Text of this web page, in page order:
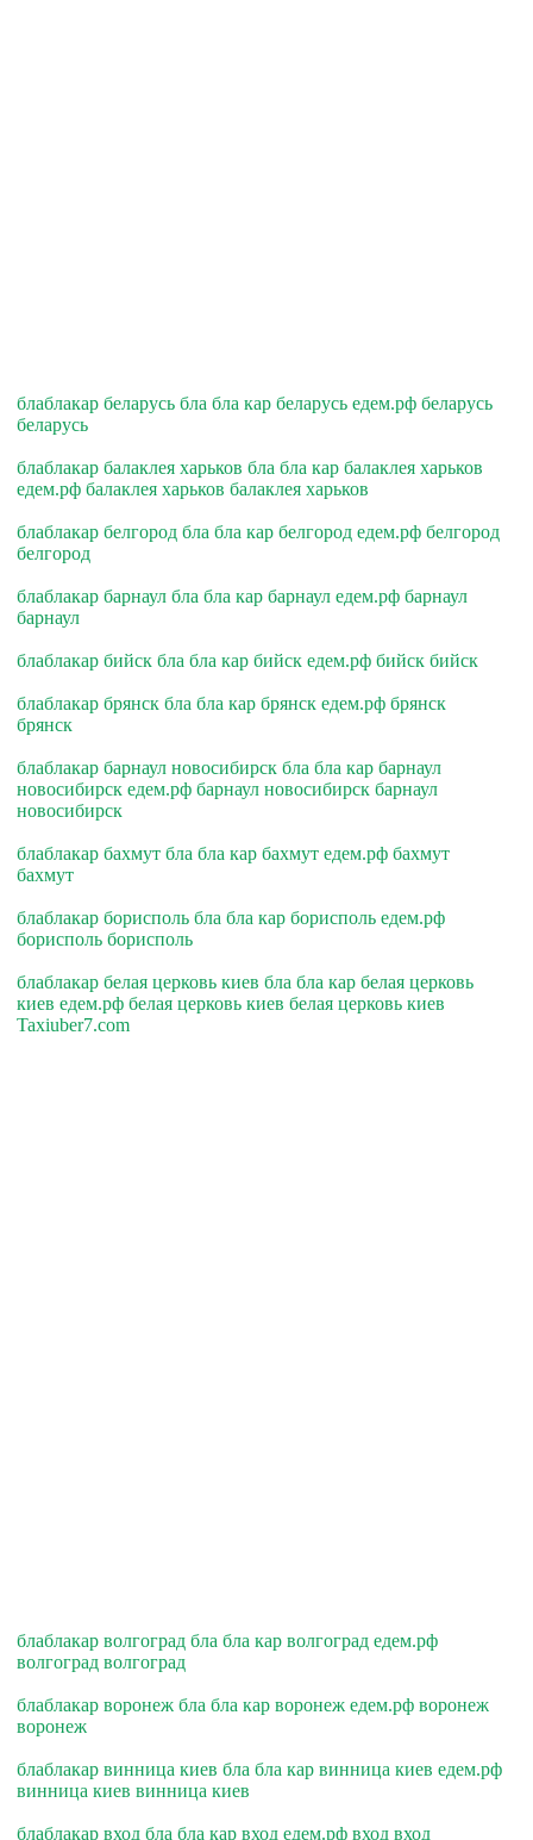
блаблакар беларусь бла бла кар беларусь едем.рф беларусь
беларусь
блаблакар балаклея харьков бла бла кар балаклея харьков
едем.рф балаклея харьков балаклея харьков
блаблакар белгород бла бла кар белгород едем.рф белгород
белгород
блаблакар барнаул бла бла кар барнаул едем.рф барнаул
барнаул
блаблакар бийск бла бла кар бийск едем.рф бийск бийск
блаблакар брянск бла бла кар брянск едем.рф брянск
брянск
блаблакар барнаул новосибирск бла бла кар барнаул
новосибирск едем.рф барнаул новосибирск барнаул
новосибирск
блаблакар бахмут бла бла кар бахмут едем.рф бахмут
бахмут
блаблакар борисполь бла бла кар борисполь едем.рф
борисполь борисполь
блаблакар белая церковь киев бла бла кар белая церковь
киев едем.рф белая церковь киев белая церковь киев
Taxiuber7.com
блаблакар волгоград бла бла кар волгоград едем.рф
волгоград волгоград
блаблакар воронеж бла бла кар воронеж едем.рф воронеж
воронеж
блаблакар винница киев бла бла кар винница киев едем.рф
винница киев винница киев
блаблакар вход бла бла кар вход едем.рф вход вход